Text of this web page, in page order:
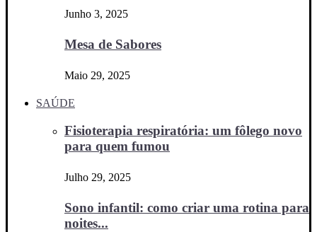
Junho 3, 2025
Mesa de Sabores
Maio 29, 2025
SAÚDE
Fisioterapia respiratória: um fôlego novo
para quem fumou
Julho 29, 2025
Sono infantil: como criar uma rotina para
noites...